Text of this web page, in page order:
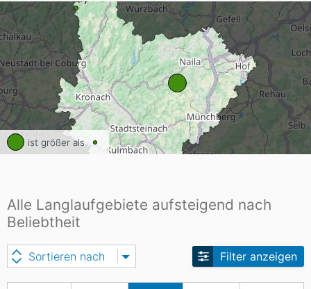
ist größer als
Alle Langlaufgebiete aufsteigend nach
Beliebtheit
Sortieren nach Filter anzeigen